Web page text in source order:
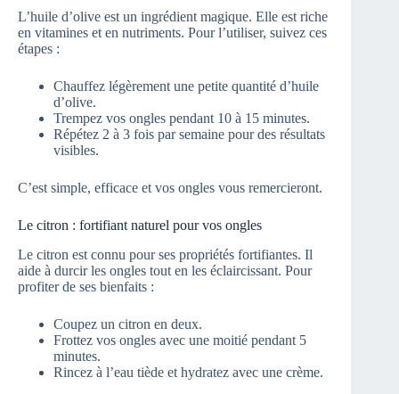
L’huile d’olive est un ingrédient magique. Elle est riche
en vitamines et en nutriments. Pour l’utiliser, suivez ces
étapes :
Chauffez légèrement une petite quantité d’huile
d’olive.
Trempez vos ongles pendant 10 à 15 minutes.
Répétez 2 à 3 fois par semaine pour des résultats
visibles.
C’est simple, efficace et vos ongles vous remercieront.
Le citron : fortifiant naturel pour vos ongles
Le citron est connu pour ses propriétés fortifiantes. Il
aide à durcir les ongles tout en les éclaircissant. Pour
profiter de ses bienfaits :
Coupez un citron en deux.
Frottez vos ongles avec une moitié pendant 5
minutes.
Rincez à l’eau tiède et hydratez avec une crème.